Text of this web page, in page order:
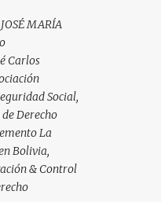
MARÍA
Carlos
Social,
Derecho
La
Bolivia,
& Control